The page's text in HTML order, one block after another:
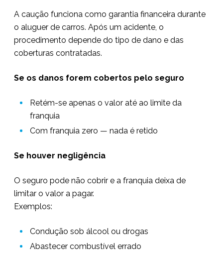
A caução funciona como garantia financeira durante
o aluguer de carros. Após um acidente, o
procedimento depende do tipo de dano e das
coberturas contratadas.
Se os danos forem cobertos pelo seguro
Retém-se apenas o valor até ao limite da
franquia
Com franquia zero — nada é retido
Se houver negligência
O seguro pode não cobrir e a franquia deixa de
limitar o valor a pagar.
Exemplos:
Condução sob álcool ou drogas
Abastecer combustível errado